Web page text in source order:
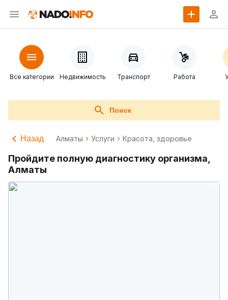
Все категории Недвижимость Транспорт Работа
Поиск
Назад Алматы Услуги Красота, здоровье
Пройдите полную диагностику организма,
Алматы